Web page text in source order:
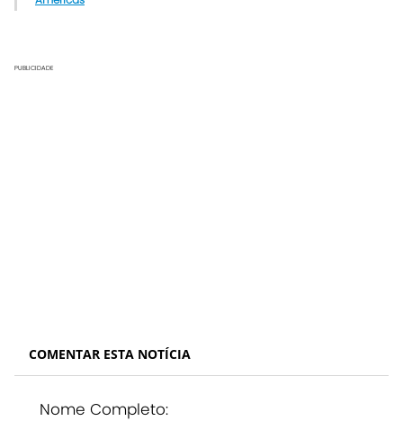
PUBLICIDADE
COMENTAR ESTA NOTÍCIA
Nome Completo: